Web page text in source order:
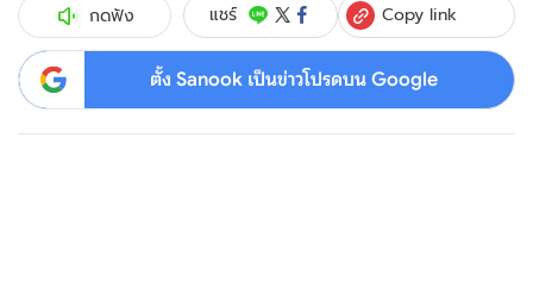
กดฟัง แชร์ Copy link
ตั้ง Sanook เป็นข่าวโปรดบน Google